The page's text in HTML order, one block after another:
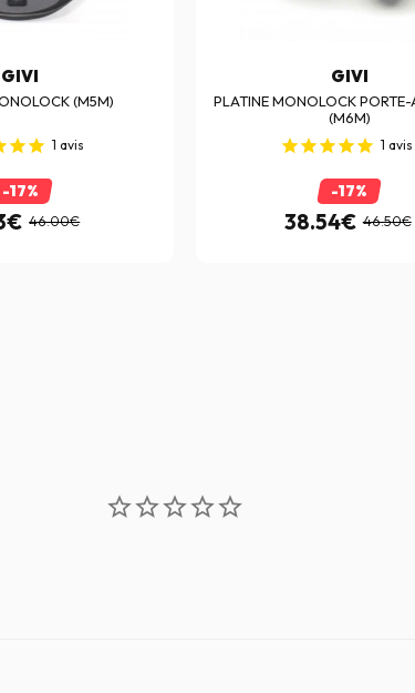
GIVI
(M5M)
1 avis
-17%
46.00€
GIVI
PLATINE MONOLOCK
(M6M)
1 avis
-17%
38.54€ 46.50€